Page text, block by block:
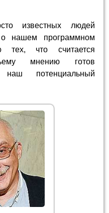
известных людей
нашем программном
тех, что считается
мнению готов
потенциальный